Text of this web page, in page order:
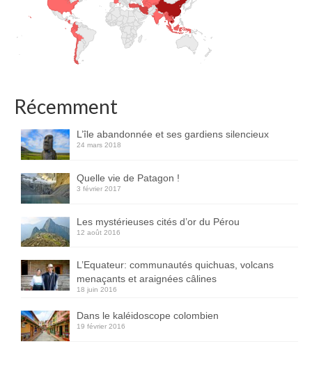
Récemment
L’île abandonnée et ses gardiens silencieux
24 mars 2018
Quelle vie de Patagon !
3 février 2017
Les mystérieuses cités d’or du Pérou
12 août 2016
L’Equateur: communautés quichuas, volcans
menaçants et araignées câlines
18 juin 2016
Dans le kaléidoscope colombien
19 février 2016